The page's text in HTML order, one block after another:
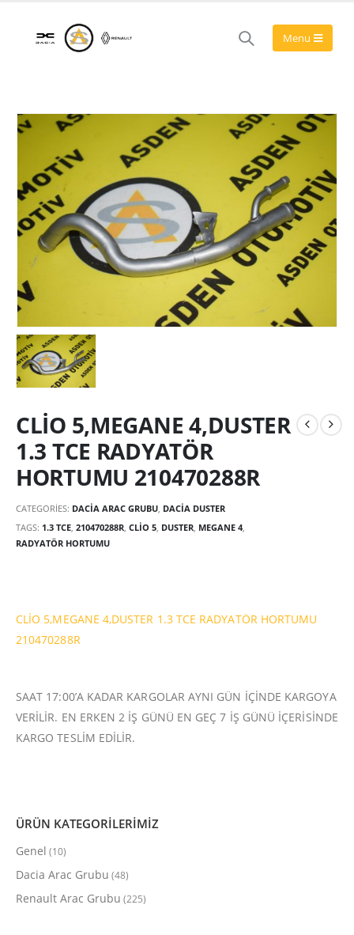
CLİO 5,MEGANE 4,DUSTER
1.3 TCE RADYATÖR
HORTUMU 210470288R
CATEGORIES: DACIA ARAC GRUBU, DACIA DUSTER
TAGS: 1.3 TCE 210470288R CLİO 5 DUSTER MEGANE 4,
RADYATÖR HORTUMU
CLİO 5,MEGANE 4,DUSTER 1.3 TCE RADYATÖR HORTUMU
210470288R
SAAT 17:00’A KADAR KARGOLAR AYNI GÜN İÇİNDE KARGOYA
VERİLİR. EN ERKEN 2 İŞ GÜNÜ EN GEÇ 7 İŞ GÜNÜ İÇERİSİNDE
KARGO TESLİM EDİLİR.
ÜRÜN KATEGORİLERİMİZ
Genel (10)
Dacia Arac Grubu (48)
Renault Arac Grubu (225)